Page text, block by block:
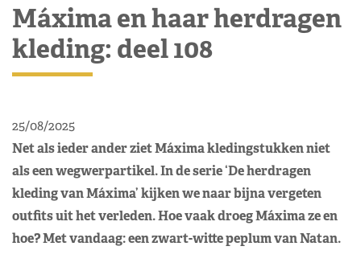
Máxima en haar herdragen
kleding: deel 108
25/08/2025
Net als ieder ander ziet Máxima kledingstukken niet
als een wegwerpartikel. In de serie ‘De herdragen
kleding van Máxima’ kijken we naar bijna vergeten
outfits uit het verleden. Hoe vaak droeg Máxima ze en
hoe? Met vandaag: een zwart-witte peplum van Natan.